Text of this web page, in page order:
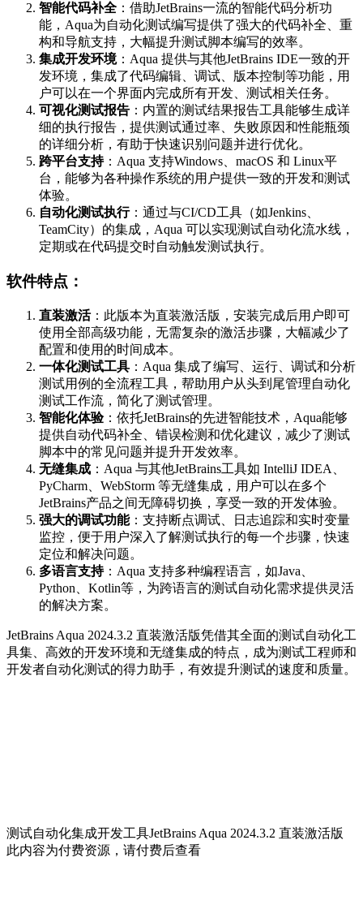
智能代码补全 ：借助JetBrains一流的智能代码分析功
能，Aqua为自动化测试编写提供了强大的代码补全、重
构和导航支持，大幅提升测试脚本编写的效率。
集成开发环境：Aqua 提供与其他JetBrains IDE一致的开
发环境，集成了代码编辑、调试、版本控制等功能，用
户可以在一个界面内完成所有开发、测试相关任务。
可视化测试报告 ：内置的测试结果报告工具能够生成详
细的执行报告，提供测试通过率、失败原因和性能瓶颈
的详细分析，有助于快速识别问题并进行优化。
跨平台支持：Aqua 支持Windows、macOS 和 Linux平
台，能够为各种操作系统的用户提供一致的开发和测试
体验。
自动化测试执行：通过与CI/CD工具（如Jenkins、
TeamCity）的集成，Aqua 可以实现测试自动化流水线，
定期或在代码提交时自动触发测试执行。
软件特点：
直装激活：此版本为直装激活版，安装完成后用户即可
使用全部高级功能，无需复杂的激活步骤，大幅减少了
配置和使用的时间成本。
一体化测试工具 ：Aqua 集成了编写、运行、调试和分析
测试用例的全流程工具，帮助用户从头到尾管理自动化
测试工作流，简化了测试管理。
智能化体验：依托JetBrains的先进智能技术，Aqua能够
提供自动代码补全、错误检测和优化建议，减少了测试
脚本中的常见问题并提升开发效率。
无缝集成 ：Aqua 与其他JetBrains工具如 IntelliJ IDEA、
PyCharm、WebStorm 等无缝集成，用户可以在多个
JetBrains产品之间无障碍切换，享受一致的开发体验。
强大的调试功能：支持断点调试、日志追踪和实时变量
监控，便于用户深入了解测试执行的每一个步骤，快速
定位和解决问题。
多语言支持：Aqua 支持多种编程语言，如Java、
Python、Kotlin等，为跨语言的测试自动化需求提供灵活
的解决方案。
JetBrains Aqua 2024.3.2 直装激活版凭借其全面的测试自动化工
具集、高效的开发环境和无缝集成的特点，成为测试工程师和
开发者自动化测试的得力助手，有效提升测试的速度和质量。
测试自动化集成开发工具JetBrains Aqua 2024.3.2 直装激活版
此内容为付费资源，请付费后查看